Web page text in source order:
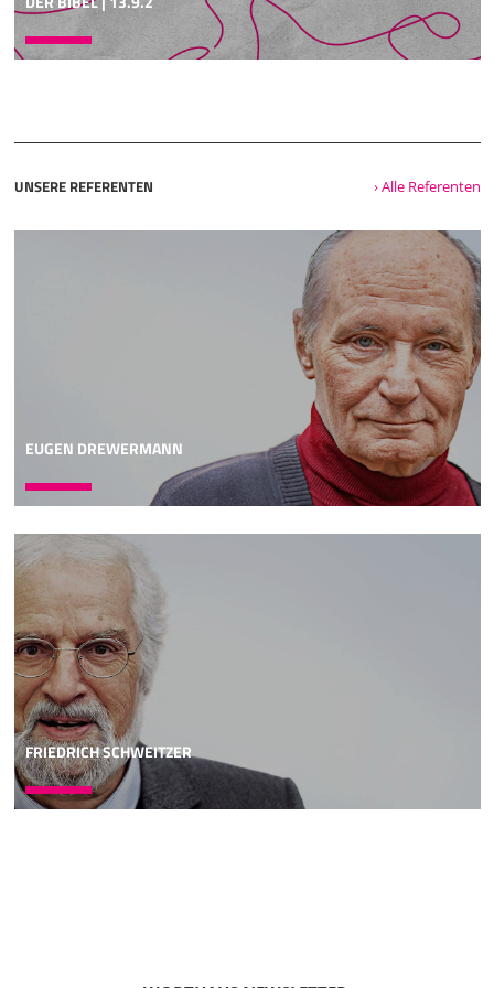
verlassen und von ihm weggehen. Denn sie sind
05:04
Verbrechen zu Verbrechen, mich aber kennen sie nicht -
keiner traue seine Bruder! Denn jeder Bruder betrügt und
Nächsten, die Wahrheit reden sie nicht. Sie haben ihre
Zunge gelehrt, Lügen zu reden, sie handeln verkehrt, zur
Umkehr sind sie zu träge. Überall Unterdrückung, nichts
als Betrug! Sie weigern sich, mich zu kennen - Spruch
Jahwes. Darum - so spricht Jahwe der Herscharen: Siehe,
ich werde sie schmelzen und prüfen; denn wie sollte ich
sonst verfahren mit der Tochter, meinem Volk? Ein
tödlicher Pfeil ist ihre Zunge, Betrug redet sie. Mit seinem
man Friede zum Nächsten, doch mit seinem Innern legt
man ihm den Hinterhalt. Sollte ich sie dafür nicht
heimsuchen - Spruch Jahwes - und an einem solchen Volk
nicht Vergeltung üben?" Wieder so ein Panorama über den
Zustand der judäischen Gesellschaft zur Zeit Jeremias,
wobei dieses Beispiel hier noch etwas konkreter ist als das
vorhergehende. Es sagt etwas genauer, welche Missstände
Jeremia in seiner Umgebung wahrnimmt. Da fallen eben
die Stichworte Ehebruch, Lüge, Betrug und Unterdrückung.
Dabei ist es eigentlich ganz interessant zu beobachten,
was dem Volk nicht vorgeworfen wird. Und damit treffen
wir hier beim Jeremia auf einen Zug, der für die Prophetie
des
07:03
UNSERE REFERENTEN › Alle Referenten
EUGEN DREWERMANN
FRIEDRICH SCHWEITZER